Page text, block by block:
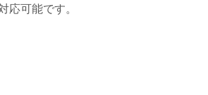
応可能です。